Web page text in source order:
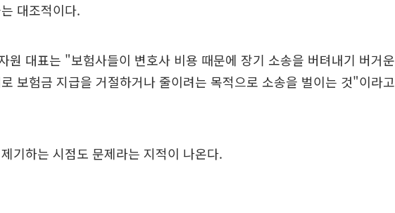
대조적이다.
원 대표는 "보험사들이 변호사 비용 때문에 장기 소송을 버텨내기 버거운
보험금 지급을 거절하거나 줄이려는 목적으로 소송을 벌이는 것"이라고
기하는 시점도 문제라는 지적이 나온다.